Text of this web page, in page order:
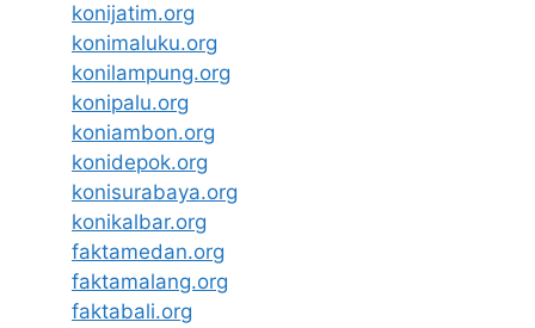
konijatim.org
konimaluku.org
konilampung.org
konipalu.org
koniambon.org
konidepok.org
konisurabaya.org
konikalbar.org
faktamedan.org
faktamalang.org
faktabali.org